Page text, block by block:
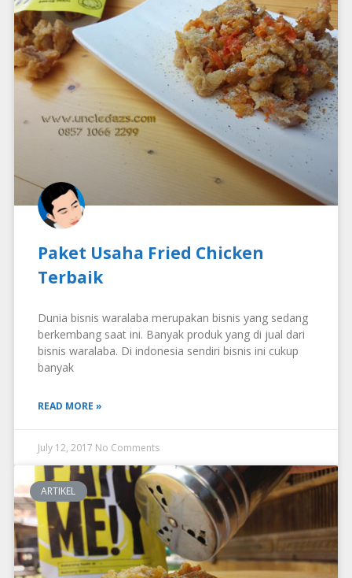
Paket Usaha Fried Chicken
Terbaik
Dunia bisnis waralaba merupakan bisnis yang sedang
berkembang saat ini. Banyak produk yang di jual dari
bisnis waralaba. Di indonesia sendiri bisnis ini cukup
banyak
READ MORE »
July 12, 2017 No Comments
ARTIKEL